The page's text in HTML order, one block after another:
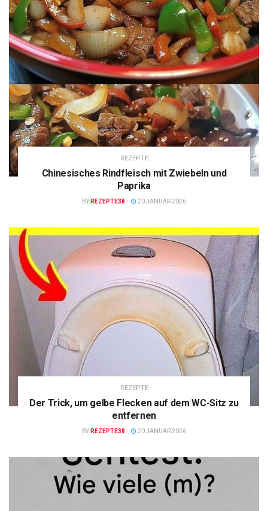
REZEPTE
Chinesisches Rindfleisch mit Zwiebeln und
Paprika
BY REZEPTE38 20 JANUAR 2026
REZEPTE
Der Trick, um gelbe Flecken auf dem WC-Sitz zu
entfernen
BY REZEPTE38 20 JANUAR 2026